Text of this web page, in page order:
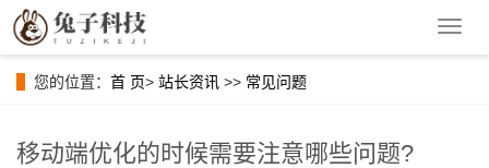
导
您的位置： 首 页> 站长资讯 >> 常见问题
移动端优化的时候需要注意哪些问题?